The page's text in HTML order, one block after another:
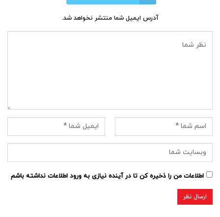
آدرس ایمیل شما منتشر نخواهد شد.
اطلاعات من را ذخیره کن تا در آینده نیازی به ورود اطلاعات نداشته باشم